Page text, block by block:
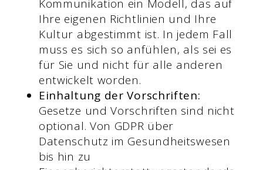
Kommunikation ein Modell, das auf
Ihre eigenen Richtlinien und Ihre
Kultur abgestimmt ist. In jedem Fall
muss es sich so anfühlen, als sei es
für Sie und nicht für alle anderen
entwickelt worden.
Einhaltung der Vorschriften:
Gesetze und Vorschriften sind nicht
optional. Von GDPR über
Datenschutz im Gesundheitswesen
bis hin zu